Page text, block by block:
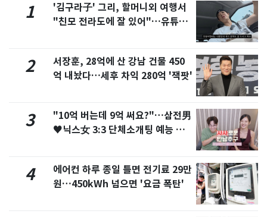
1
'김구라子' 그리, 할머니외 여행서
"친모 전라도에 잘 있어"…유튜브
2
서장훈, 28억에 산 강남 건물 450
억 내놨다…세후 차익 280억 '잭팟'
3
"10억 버는데 9억 써요?"…삼전男
♥닉스女 3:3 단체소개팅 예능 화
4
에어컨 하루 종일 틀면 전기료 29만
원…450kWh 넘으면 '요금 폭탄'